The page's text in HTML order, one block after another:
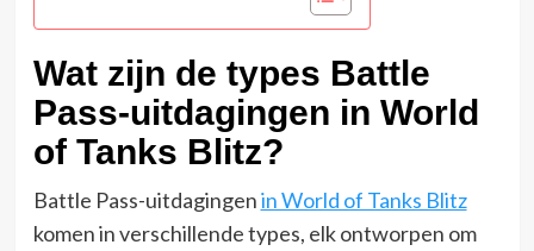
Wat zijn de types Battle
Pass-uitdagingen in World
of Tanks Blitz?
Battle Pass-uitdagingenin World of Tanks Blitz
komen in verschillende types, elk ontworpen om